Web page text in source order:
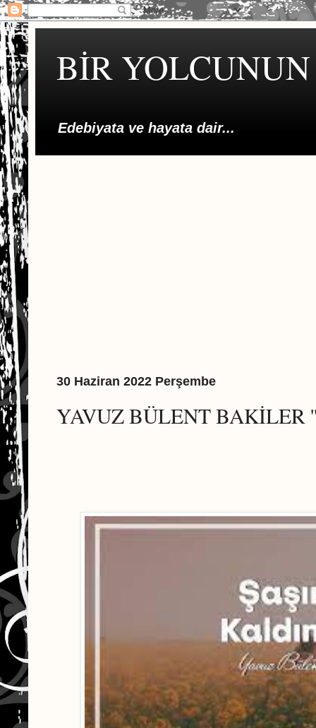
BİR
Edebiyata ve hayata dair...
30 Haziran 2022 Perşembe
YAVUZ BÜLENT